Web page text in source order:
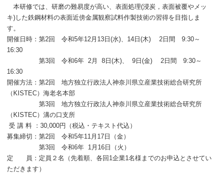
本研修では、研磨の難易度が高い、表面処理(浸炭，表面被覆やメッ
キ)した鉄鋼材料の表面近傍金属観察試料作製技術の習得を目指しま
す。
開催日時：第2回 令和5年12月13日(水)、14日(木) 2日間 9:30～
16:30
第3回 令和6年 2月 8日(木)、 9日(金) 2日間 9:30～
16:30
開催方法：第2回 地方独立行政法人神奈川県立産業技術総合研究所
（KISTEC）海老名本部
第3回
地方独立行政法人神奈川県立産業技術総合研究所
（KISTEC）溝の口支所
受 講 料 ：30,000円（税込・テキスト代込）
募集締切：第2回 令和5年11月17日（金）
第3回 令和6年 1月16日（火）
定 員：定員２名（先着順、各回1企業1名様までのお申込とさせてい
ただきます）